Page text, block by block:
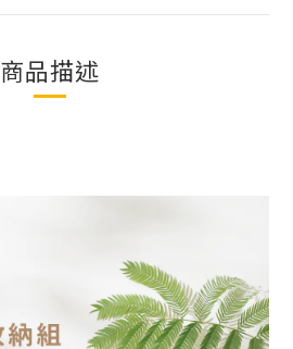
商品描述